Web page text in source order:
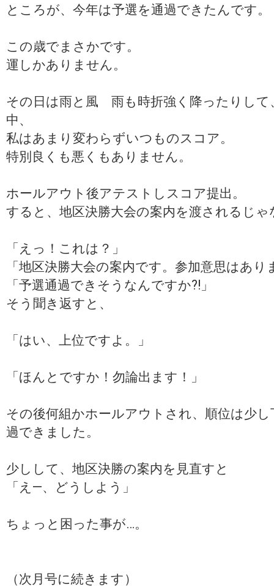
ところが、今年は予選を通過できたんです。
この歳でまさかです。
運しかありません。
その日は雨と風 雨も時折強く降ったりし
中、
私はあまり変わらずいつものスコア。
特別良くも悪くもありません。
ホールアウト後アテストしスコア提出。
すると、地区決勝大会の案内を渡されるじ
「えっ！これは？」
「地区決勝大会の案内です。参加意思はあり
「予選通過できそうなんですか?!」
そう聞き返すと、
「はい、上位ですよ。」
「ほんとですか！勿論出ます！」
その後何組かホールアウトされ、順位は少
過できました。
少しして、地区決勝の案内を見直すと
「え—、どうしよう」
ちょっと困った事が…。
（次月号に続きます）